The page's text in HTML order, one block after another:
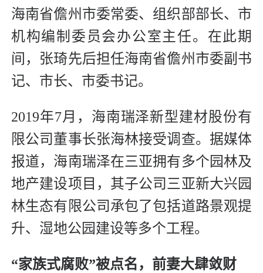
海南省儋州市委常委、组织部部长、市
机构编制委员会办公室主任。在此期
间，张琦先后担任海南省儋州市委副书
记、市长、市委书记。
2019年7月，海南瑞泽新型建材股份有
限公司董事长张海林接受调查。据媒体
报道，海南瑞泽在三亚拥有多个园林及
地产建设项目，其子公司三亚新大兴园
林生态有限公司承包了包括道路景观提
升、湿地公园建设等多个工程。
“家族式腐败”被点名， 前妻大肆敛财